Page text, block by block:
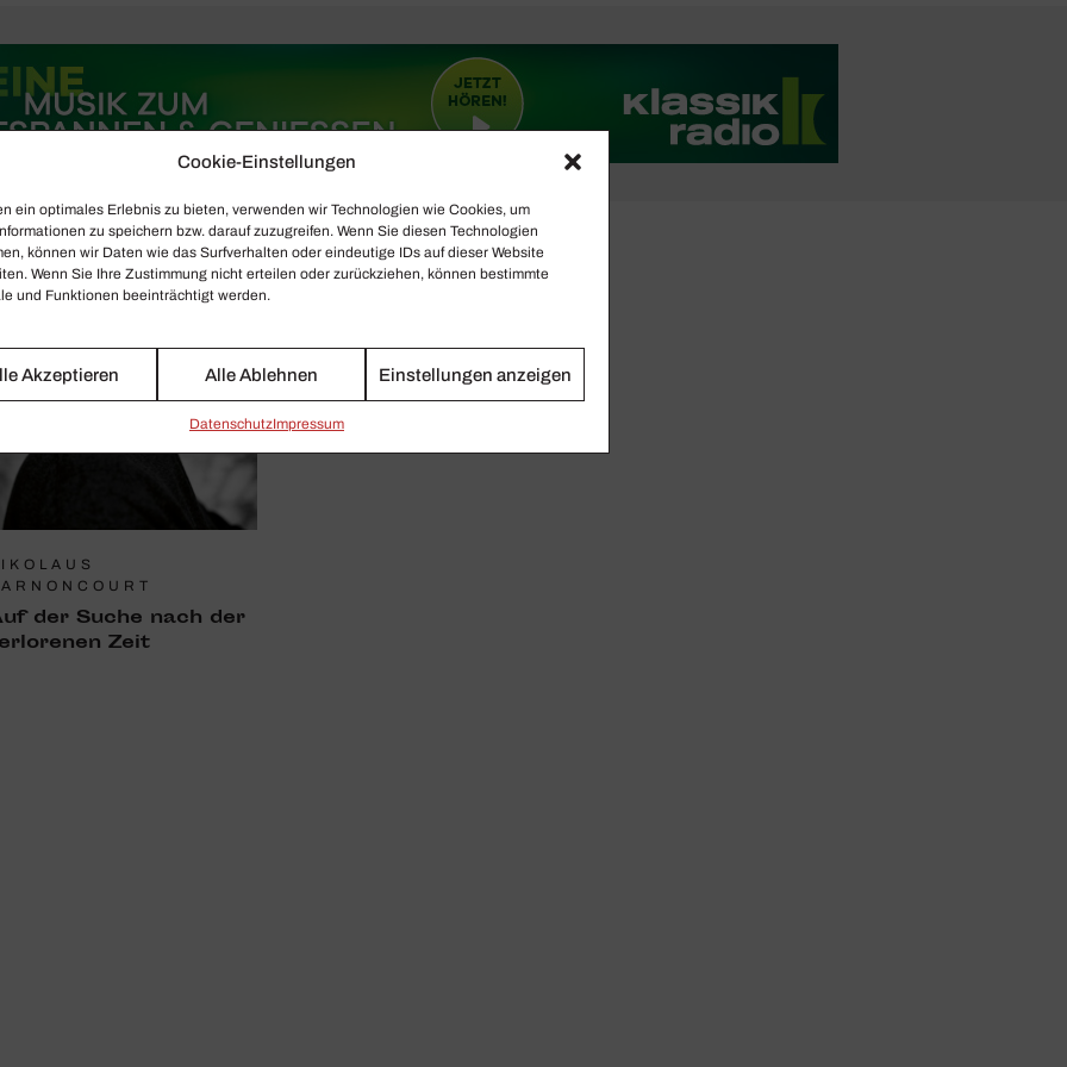
Cookie-Einstellungen
ein optimales Erlebnis zu bieten, verwenden wir Technologien wie Cookies, um
zu speichern bzw. darauf zuzugreifen. Wenn Sie diesen Technologien
können wir Daten wie das Surfverhalten oder eindeutige IDs auf dieser Website
Wenn Sie Ihre Zustimmung nicht erteilen oder zurückziehen, können bestimmte
und Funktionen beeinträchtigt werden.
Akzeptieren Alle Ablehnen Einstellungen anzeigen
Daten­schutzImpressum
der Suche nach der
Zeit